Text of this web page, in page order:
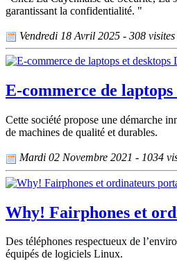
garantissant la confidentialité. "
Vendredi 18 Avril 2025 - 308 visites
E-commerce de
Cette société propose une démarche
de machines de qualité et durables.
Mardi 02 Novembre 2021 - 1034
Why! Fairphones et
Des téléphones respectueux de
équipés de logiciels Linux.